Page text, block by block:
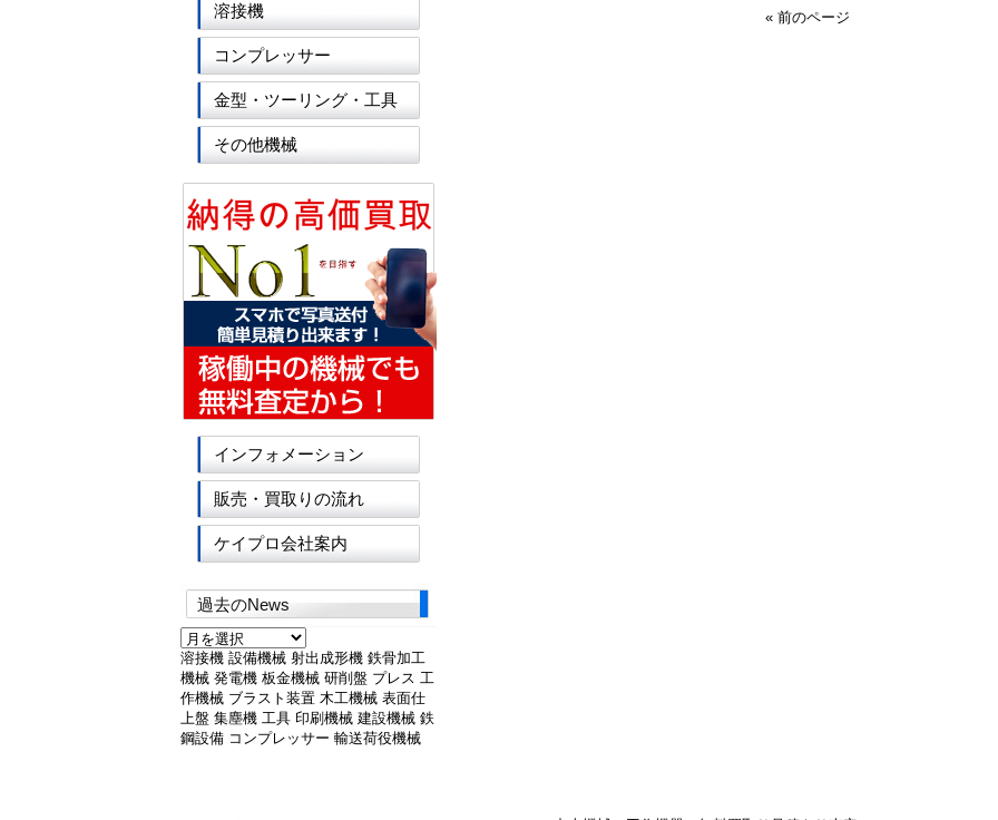
« 前のページ
溶接機
コンプレッサー
金型・ツーリング・工具
その他機械
インフォメーション
販売・買取りの流れ
ケイプロ会社案内
過去のNews
過
去
の
News
溶接機 設備機械 射出成形機 鉄骨加工
機械 発電機 板金機械 研削盤 プレス 工
作機械 ブラスト装置 木工機械 表面仕
上盤 集塵機 工具 印刷機械 建設機械 鉄
鋼設備 コンプレッサー 輸送荷役機械